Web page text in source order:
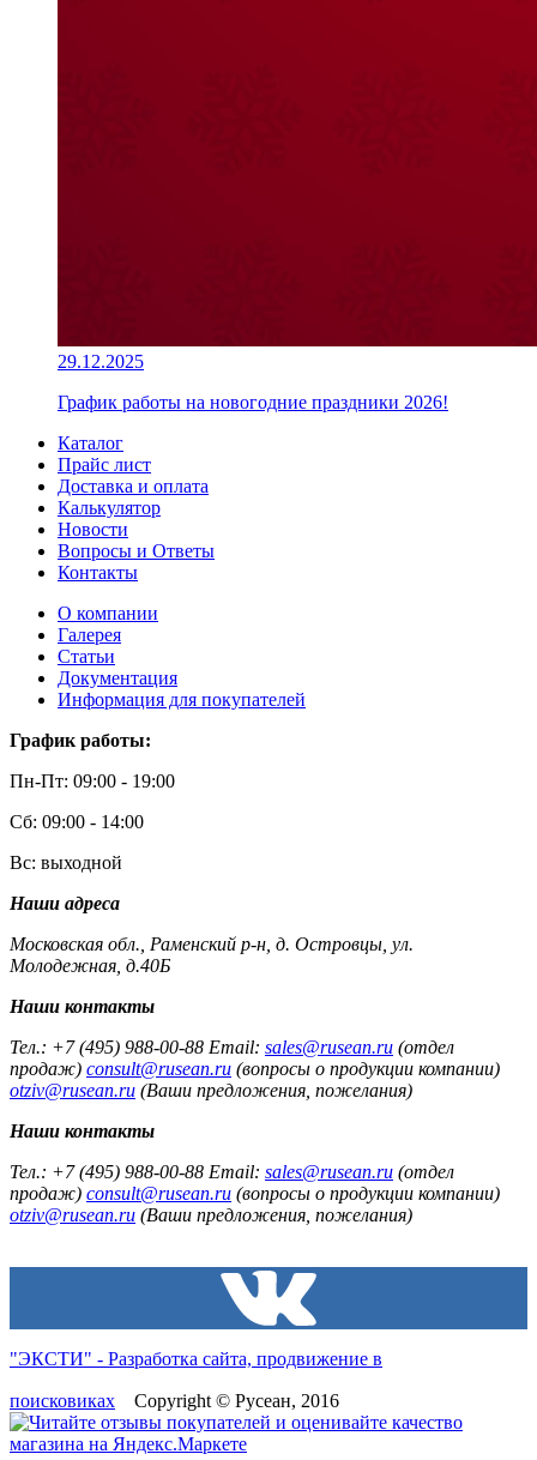
29.12.2025
График работы на новогодние праздники 2026!
Каталог
Прайс лист
Доставка и оплата
Калькулятор
Новости
Вопросы и Ответы
Контакты
О компании
Галерея
Статьи
Документация
Информация для покупателей
График работы:
Пн-Пт: 09:00 - 19:00
Сб: 09:00 - 14:00
Вс: выходной
Наши адреса
Московская обл., Раменский р-н, д. Островцы, ул.
Молодежная, д.40Б
Наши контакты
Тел.: +7 (495) 988-00-88 Email: sales@rusean.ru (отдел
продаж) consult@rusean.ru (вопросы о продукции компании)
otziv@rusean.ru (Ваши предложения, пожелания)
Наши контакты
Тел.: +7 (495) 988-00-88 Email: sales@rusean.ru (отдел
продаж) consult@rusean.ru (вопросы о продукции компании)
otziv@rusean.ru (Ваши предложения, пожелания)
"ЭКСТИ" - Разработка сайта, продвижение в
поисковиках Copyright © Русеан, 2016